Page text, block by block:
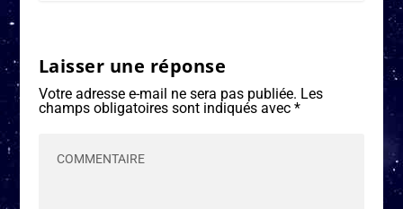
Laisser une réponse
Votre adresse e-mail ne sera pas publiée. Les
champs obligatoires sont indiqués avec *